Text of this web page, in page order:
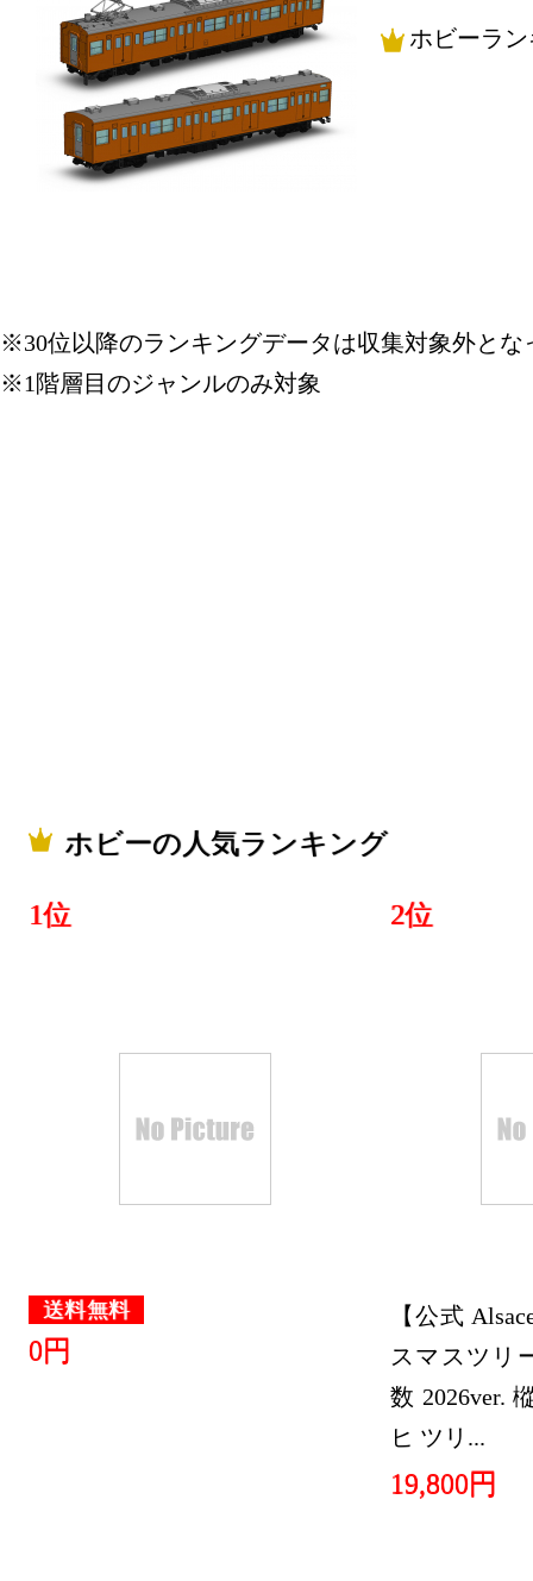
ホビーラ
※30位以降のランキングデータは収集対象外とな
※1階層目のジャンルのみ対象
ホビーの人気ランキング
1位
送料無料
0円
2位
【公式
スマスツリ
数 2026ver.
ヒ ツリ...
19,800円